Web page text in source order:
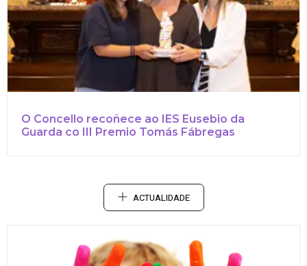
O Concello recoñece ao IES Eusebio da
Guarda co III Premio Tomás Fábregas
ACTUALIDADE